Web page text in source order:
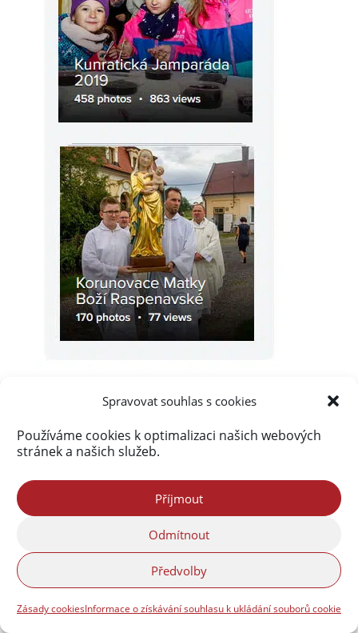
Spravovat souhlas s cookies
Používáme cookies k optimalizaci našich webových
stránek a našich služeb.
Příjmout
Odmítnout
Předvolby
Zásady cookiesInformace o získávání souhlasu k ukládání souborů cookie
290 051 spamů